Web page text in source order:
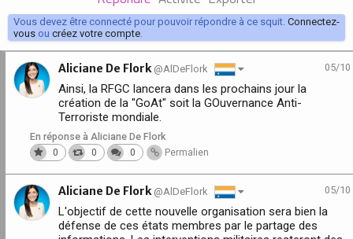
Vous devez être connecté pour pouvoir répondre à ce squit. Connectez-
vous ou créez votre compte.
05/10
Aliciane De Flork @AlDeFlork
Ainsi, la RFGC lancera dans les prochains jour la
création de la "GoAt" soit la GOuvernance Anti-
Terroriste mondiale.
En réponse à Aliciane De Flork
0
0 0 Permalien
05/10
Aliciane De Flork @AlDeFlork
L'objectif de cette nouvelle organisation sera bien la
défense de ces états membres par le partage des